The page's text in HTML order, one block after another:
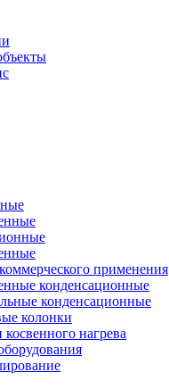
применения
конденсационные
конденсационные
колонки
нагрева